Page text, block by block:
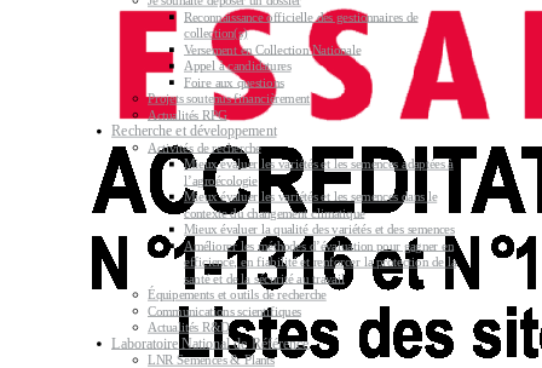
Reconnaissance officielle des gestionnaires de
collection(s)
Versement en Collection Nationale
Appel à candidatures
Foire aux questions
Projets soutenus financièrement
Actualités RPG
Recherche et développement
Activités de recherche
Mieux évaluer les variétés et les semences adaptées à
l’agroécologie
Mieux évaluer les variétés et les semences dans le
contexte du changement climatique
Mieux évaluer la qualité des variétés et des semences
Améliorer les méthodes d’évaluation pour gagner en
efficience, en fiabilité et renforcer la protection de la
santé et de la sécurité au travail
Équipements et outils de recherche
Communications scientifiques
Actualités R&D
Laboratoire National de Référence
LNR Semences & Plants